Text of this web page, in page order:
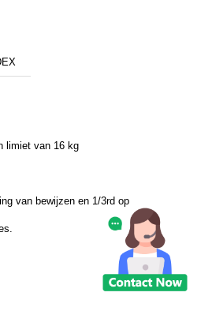
limiet van 16 kg
van bewijzen en 1/3rd op